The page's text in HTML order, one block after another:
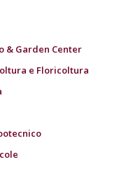
& Garden Center
e Floricoltura